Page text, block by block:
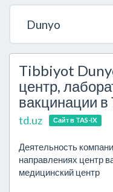
Tibbiyot
центр,
вакцинации
td.uz Сайт в TAS-IX
Деятельность
направлениях центр
медицинский центр